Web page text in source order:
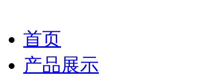
首页
产品展示